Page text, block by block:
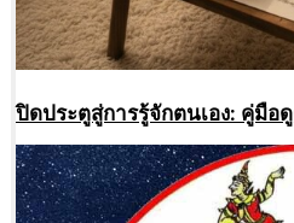
ปิดประตูสู่การรู้จักตนเอง: คู่มือ